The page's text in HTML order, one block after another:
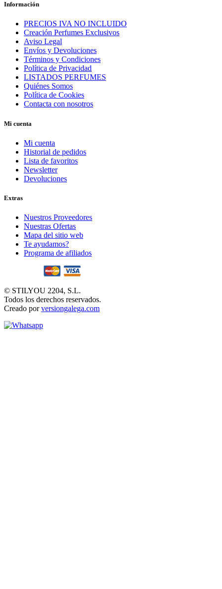
Información
PRECIOS IVA NO INCLUIDO
Creación Perfumes Exclusivos
Aviso Legal
Envíos y Devoluciones
Términos y Condiciones
Política de Privacidad
LISTADOS PERFUMES
Quiénes Somos
Política de Cookies
Contacta con nosotros
Mi cuenta
Mi cuenta
Historial de pedidos
Lista de favoritos
Newsletter
Devoluciones
Extras
Nuestros Proveedores
Nuestras Ofertas
Mapa del sitio web
Te ayudamos?
Programa de afiliados
© STILYOU 2204, S.L.
Todos los derechos reservados.
Creado porversiongalega.com